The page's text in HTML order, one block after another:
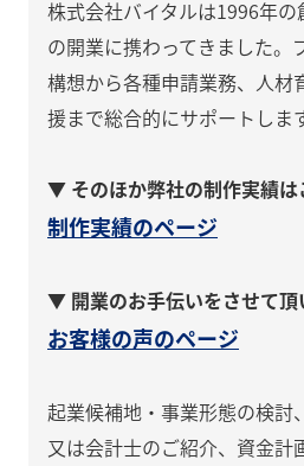
株式会社バイタルは1996年
の開業に携わってきました。
構想から各種申請業務、人材
援まで総合的にサポートします
▼ そのほか弊社の制作実績は
制作実績のページ
▼ 開業のお手伝いをさせて頂
お客様の声のページ
起業候補地・事業形態の検討
又は会計士のご紹介、資金計